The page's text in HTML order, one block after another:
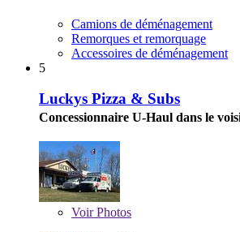
Camions de déménagement
Remorques et remorquage
Accessoires de déménagement
5
Luckys Pizza & Subs
Concessionnaire U-Haul dans le
VoirPhotos